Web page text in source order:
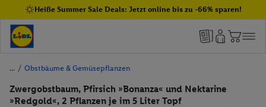
Heiße Summer Sale Deals: Jetzt online bis zu -66% sparen!
/ Obstbäume & Gemüsepflanzen
Zwergobstbaum, Pfirsich »Bonanza« und Nektarine
»Redgold«, 2 Pflanzen je im 5 Liter Topf